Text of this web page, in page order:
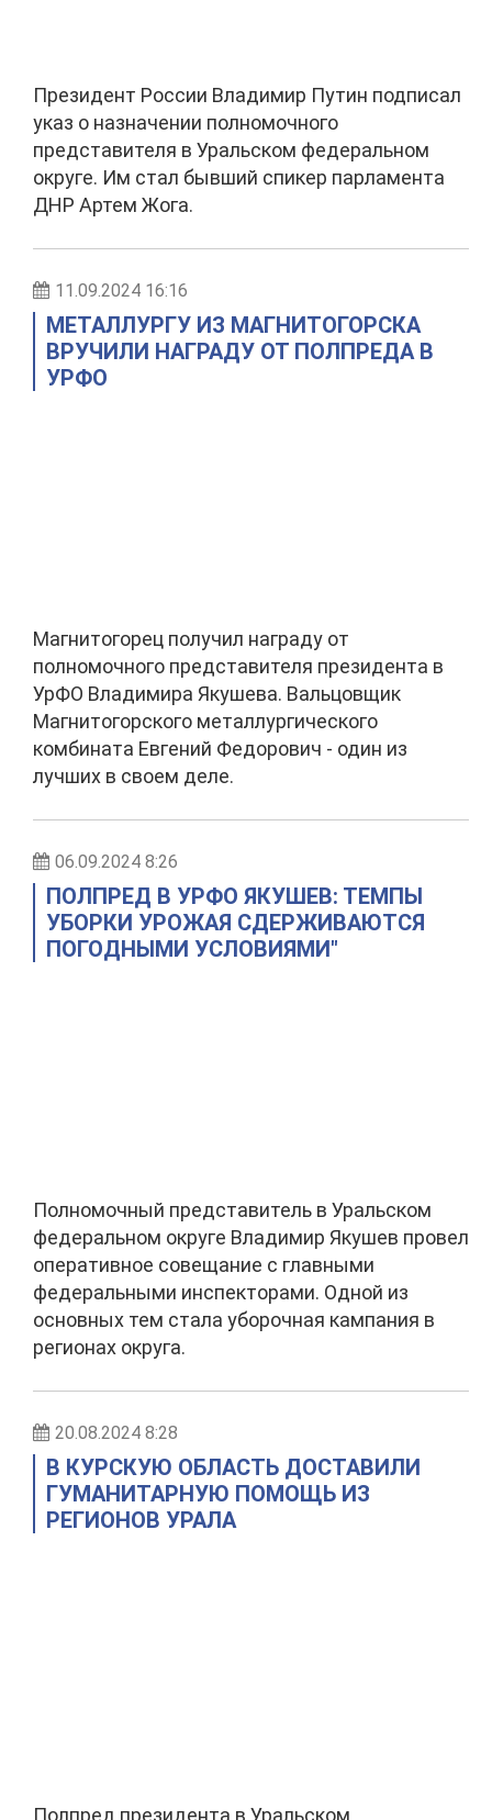
Президент России Владимир Путин подписал
указ о назначении полномочного
представителя в Уральском федеральном
округе. Им стал бывший спикер парламента
ДНР Артем Жога.
11.09.2024 16:16
МЕТАЛЛУРГУ ИЗ МАГНИТОГОРСКА
ВРУЧИЛИ НАГРАДУ ОТ ПОЛПРЕДА В
УРФО
Магнитогорец получил награду от
полномочного представителя президента в
УрФО Владимира Якушева. Вальцовщик
Магнитогорского металлургического
комбината Евгений Федорович - один из
лучших в своем деле.
06.09.2024 8:26
ПОЛПРЕД В УРФО ЯКУШЕВ: ТЕМПЫ
УБОРКИ УРОЖАЯ СДЕРЖИВАЮТСЯ
ПОГОДНЫМИ УСЛОВИЯМИ"
Полномочный представитель в Уральском
федеральном округе Владимир Якушев провел
оперативное совещание с главными
федеральными инспекторами. Одной из
основных тем стала уборочная кампания в
регионах округа.
20.08.2024 8:28
В КУРСКУЮ ОБЛАСТЬ ДОСТАВИЛИ
ГУМАНИТАРНУЮ ПОМОЩЬ ИЗ
РЕГИОНОВ УРАЛА
Полпред президента в Уральском